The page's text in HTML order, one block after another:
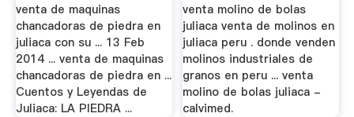
venta de maquinas
chancadoras de piedra en
juliaca con su ... 13 Feb
2014 ... venta de maquinas
chancadoras de piedra en ...
Cuentos y Leyendas de
Juliaca: LA PIEDRA ...
venta molino de bolas
juliaca venta de molinos en
juliaca peru . donde venden
molinos industriales de
granos en peru ... venta
molino de bolas juliaca -
calvimed.